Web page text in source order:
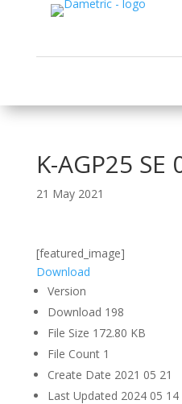
K-AGP25
21 May 2021
[featured_image]
Download
Version
Download 198
File Size 172.80 KB
File Count 1
Create Date 2021 05 21
Last Updated 2024 05 14